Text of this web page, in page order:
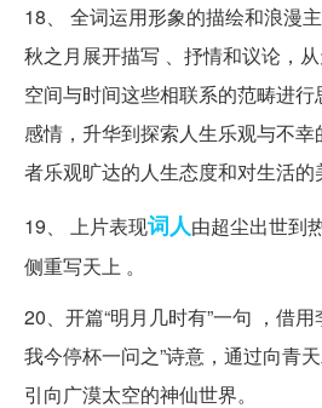
18、 全词运用形象的描绘和浪漫
秋之月展开描写 、抒情和议论，从
空间与时间这些相联系的范畴进
感情，升华到探索人生乐观与不
者乐观旷达的人生态度和对生活的
19、 上片表现词人由超尘出世到
侧重写天上 。
20、开篇“明月几时有”一句 ，借
我今停杯一问之”诗意，通过向青
引向广漠太空的神仙世界。